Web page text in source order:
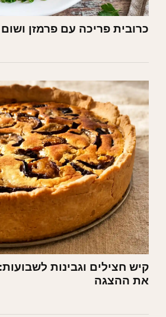
כרובית פריכה עם פרמזן ושום
קיש חצילים וגבינות
את ההצגה